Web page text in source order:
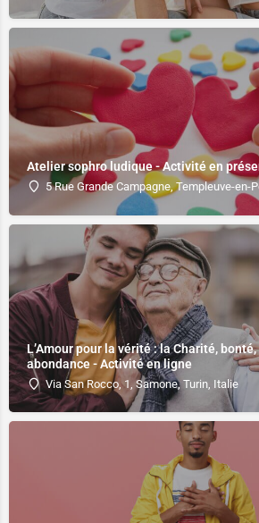
Atelier sophro ludique - Activité en
5 Rue Grande Campagne, Templeuve-en-
L’Amour pour la vérité : la Charité,
abondance - Activité en ligne
Via San Rocco, 1, Samone, Turin, Italie